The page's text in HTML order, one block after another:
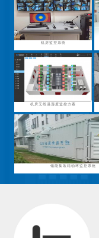
机房监控系统
机房无线温湿度监控方案
储能集装箱动环监控系统